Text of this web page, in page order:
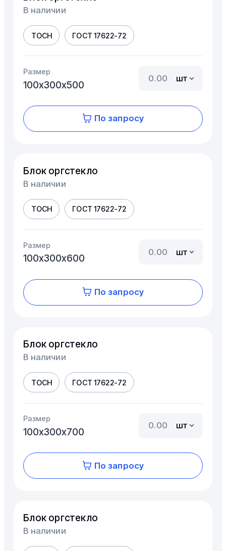
В наличии
ТОСН ГОСТ 17622-72
Размер
100х300х500
шт
По запросу
Блок оргстекло
В наличии
ТОСН ГОСТ 17622-72
Размер
100х300х600
шт
По запросу
Блок оргстекло
В наличии
ТОСН ГОСТ 17622-72
Размер
100х300х700
шт
По запросу
Блок оргстекло
В наличии